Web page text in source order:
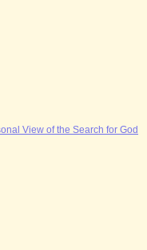
View of the Search for God